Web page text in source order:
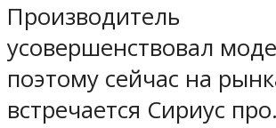
Производитель
усовершенствовал
поэтому сейчас на
встречается Сириус про.